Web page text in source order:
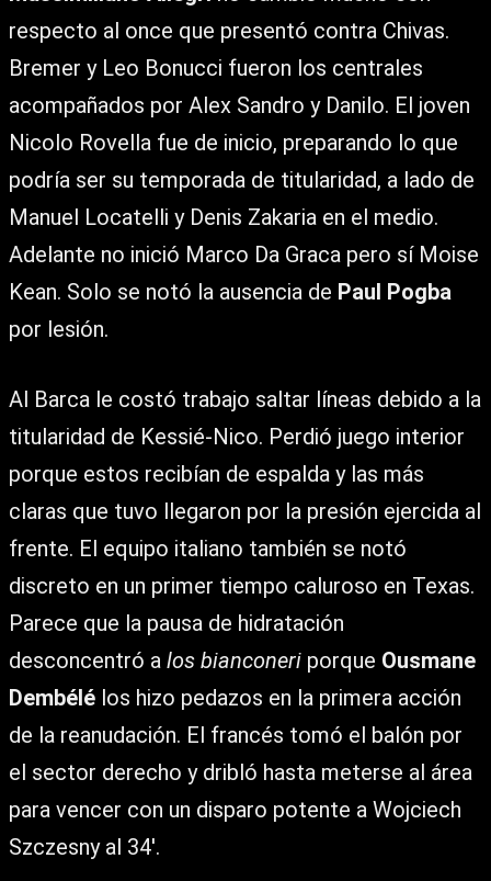
respecto al once que presentó contra Chivas.
Bremer y Leo Bonucci fueron los centrales
acompañados por Alex Sandro y Danilo. El joven
Nicolo Rovella fue de inicio, preparando lo que
podría ser su temporada de titularidad, a lado de
Manuel Locatelli y Denis Zakaria en el medio.
Adelante no inició Marco Da Graca pero sí Moise
Kean. Solo se notó la ausencia de Paul Pogba
por lesión.
Al Barca le costó trabajo saltar líneas debido a la
titularidad de Kessié-Nico. Perdió juego interior
porque estos recibían de espalda y las más
claras que tuvo llegaron por la presión ejercida al
frente. El equipo italiano también se notó
discreto en un primer tiempo caluroso en Texas.
Parece que la pausa de hidratación
desconcentró a los bianconeri porque Ousmane
Dembélé los hizo pedazos en la primera acción
de la reanudación. El francés tomó el balón por
el sector derecho y dribló hasta meterse al área
para vencer con un disparo potente a Wojciech
Szczesny al 34′.